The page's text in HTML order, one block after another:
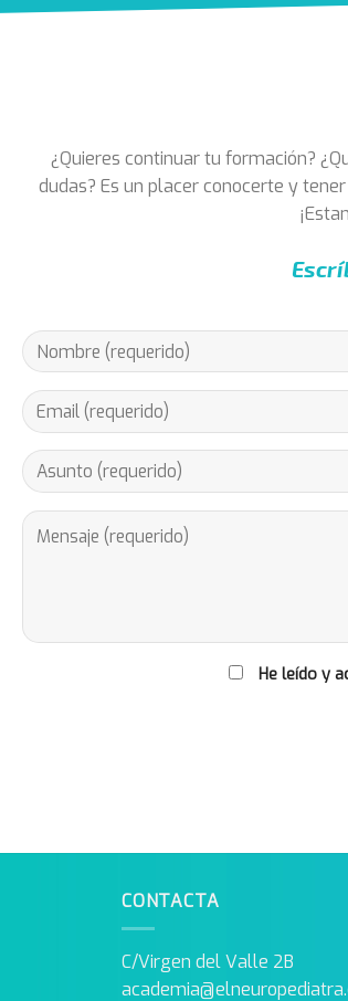
¿Quieres continuar tu formación?
dudas? Es un placer conocerte y
He leído y
CONTACTA
C/Virgen del Valle 2B